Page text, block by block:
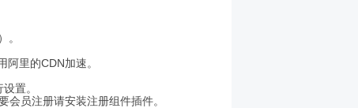
。
里的CDN加速。
置。
员注册请安装注册组件插件。